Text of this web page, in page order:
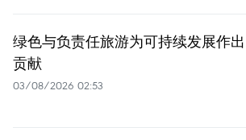
绿色与负责任旅游为可持续发展作出
贡献
03/08/2026 02:53